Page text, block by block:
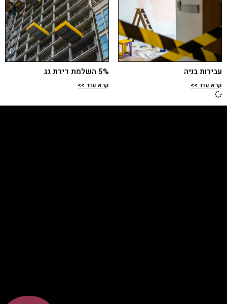
עבירות בניה
קרא עוד >>
5% השלמת דירת גג
קרא עוד >>